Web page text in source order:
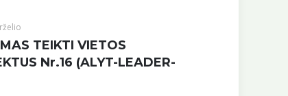
TEIKTI VIETOS
Nr.16 (ALYT-LEADER-